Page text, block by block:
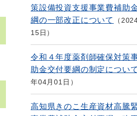
策設備投資支援事業費補助
綱の一部改正について
15日
令和４年度薬剤師確保対策
助金交付要綱の制定について
年04月01日
高知県きのこ生産資材高騰